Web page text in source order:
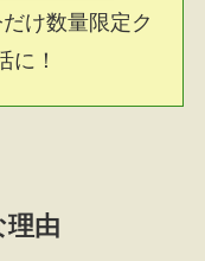
け数量限定ク
に！
理由